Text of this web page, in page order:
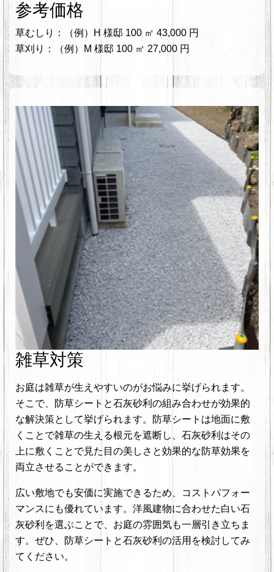
参考価格
草むしり：（例）H 様邸 100 ㎡ 43,000 円
草刈り：（例）M 様邸 100 ㎡ 27,000 円
雑草対策
お庭は雑草が生えやすいのがお悩みに挙げられます。
そこで、防草シートと石灰砂利の組み合わせが効果的
な解決策として挙げられます。防草シートは地面に敷
くことで雑草の生える根元を遮断し、石灰砂利はその
上に敷くことで見た目の美しさと効果的な防草効果を
両立させることができます。
広い敷地でも安価に実施できるため、コストパフォー
マンスにも優れています。洋風建物に合わせた白い石
灰砂利を選ぶことで、お庭の雰囲気も一層引き立ちま
す。ぜひ、防草シートと石灰砂利の活用を検討してみ
てください。